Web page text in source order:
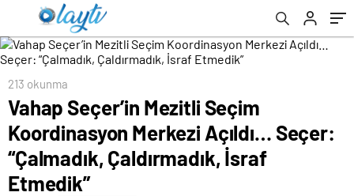
Çaldırmadık, İsraf Etmedik”
213 okunma
Vahap Seçer’in Mezitli Seçim
Koordinasyon Merkezi Açıldı… Seçer:
“Çalmadık, Çaldırmadık, İsraf
Etmedik”